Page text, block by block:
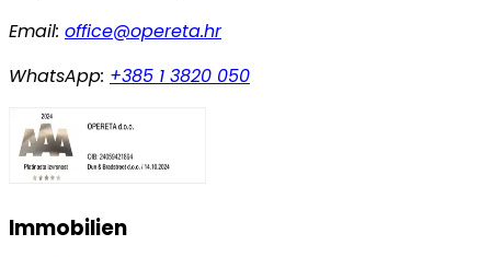
Email: office@opereta.hr
WhatsApp: +385 1 3820 050
Immobilien